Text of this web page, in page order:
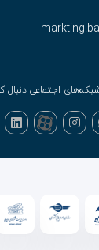
اجتماعی دنبال